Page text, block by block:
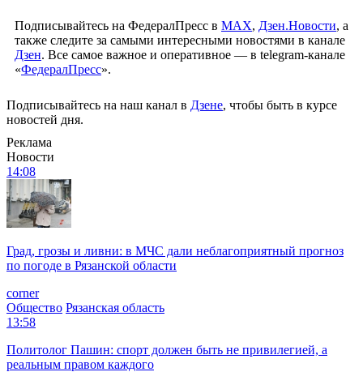
Подписывайтесь на ФедералПресс в МАХ, Дзен.Новости, а
также следите за самыми интересными новостями в канале
Дзен. Все самое важное и оперативное — в telegram-канале
«ФедералПресс».
Подписывайтесь на наш канал в Дзене, чтобы быть в курсе
новостей дня.
Реклама
Новости
14:08
Град, грозы и ливни: в МЧС дали неблагоприятный прогноз
по погоде в Рязанской области
corner
Общество Рязанская область
13:58
Политолог Пашин: спорт должен быть не привилегией, а
реальным правом каждого